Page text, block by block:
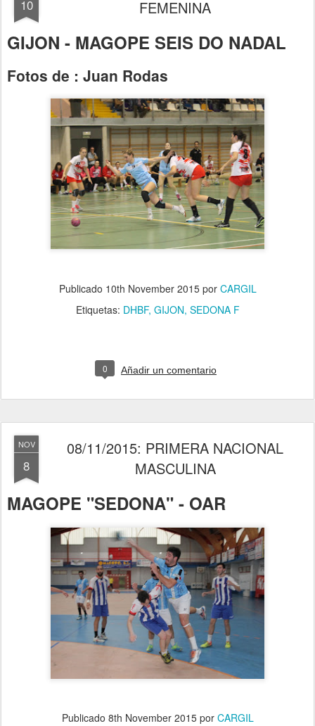
10
FEMENINA
GIJON - MAGOPE SEIS DO NADAL
Fotos de : Juan Rodas
Publicado 10th November 2015por CARGIL
Etiquetas: DHBF GIJON SEDONA F
0 Añadir un comentario
NOV
8
08/11/2015: PRIMERA NACIONAL
MASCULINA
MAGOPE "SEDONA" - OAR
Publicado 8th November 2015por CARGIL